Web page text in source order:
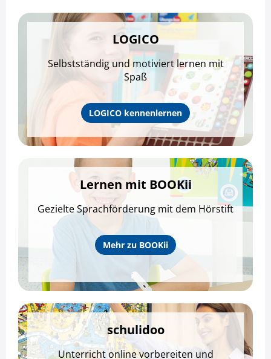
LOGICO
Selbstständig und motiviert lernen mit
Spaß
LOGICO kennenlernen
Lernen mit BOOKii
Gezielte Sprachförderung mit dem Hörstift
Mehr zu BOOKii
schulidoo
Unterricht online vorbereiten und